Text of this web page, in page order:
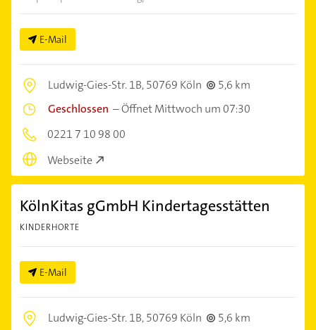
E-Mail
Ludwig-Gies-Str. 1B,50769 Köln
5,6 km
Geschlossen –Öffnet Mittwoch um 07:30
0221 7 10 98 00
Webseite
KölnKitas gGmbH Kindertagesstätten
KINDERHORTE
E-Mail
Ludwig-Gies-Str. 1B,50769 Köln
5,6 km